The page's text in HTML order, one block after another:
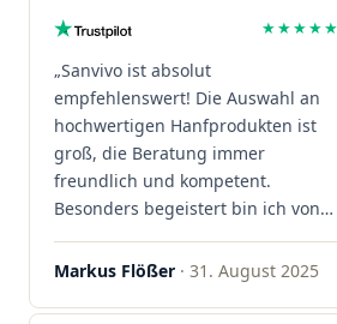
★★★★★
„Sanvivo ist absolut
empfehlenswert! Die Auswahl an
hochwertigen Hanfprodukten ist
groß, die Beratung immer
freundlich und kompetent.
Besonders begeistert bin ich von
der schnellen Rezeptannahme –
alles läuft unkompliziert und
sind extrem zügig, was mir jedes
Markus Flößer · 31. August 2025